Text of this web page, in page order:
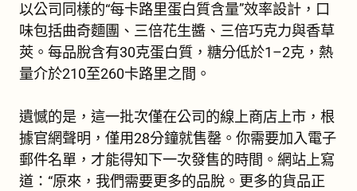
以公司同樣的“每卡路里蛋白質含量”效率設計，口
味包括曲奇麵團、三倍花生醬、三倍巧克力與香草
莢。每品脫含有30克蛋白質，糖分低於1–2克，熱
量介於210至260卡路里之間。
遺憾的是，這一批次僅在公司的線上商店上市，根
據官網聲明，僅用28分鐘就售罄。你需要加入電子
郵件名單，才能得知下一次發售的時間。網站上寫
道：“原來，我們需要更多的品脫。更多的貨品正